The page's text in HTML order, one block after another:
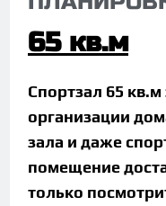
65 кв.м
Спортзал 65
организации
зала и даже
помещение
только